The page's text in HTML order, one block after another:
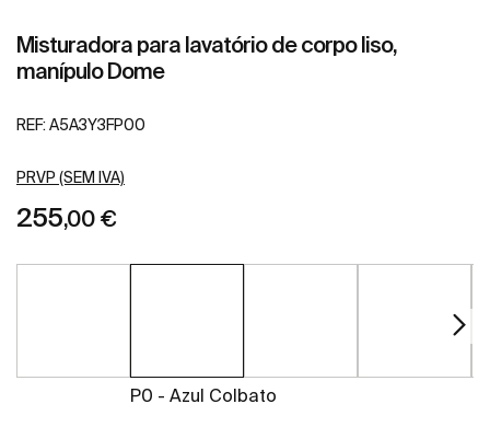
Misturadora para lavatório de corpo liso,
manípulo Dome
REF: A5A3Y3FP00
PRVP (SEM IVA)
255,00 €
P0 - Azul Colbato